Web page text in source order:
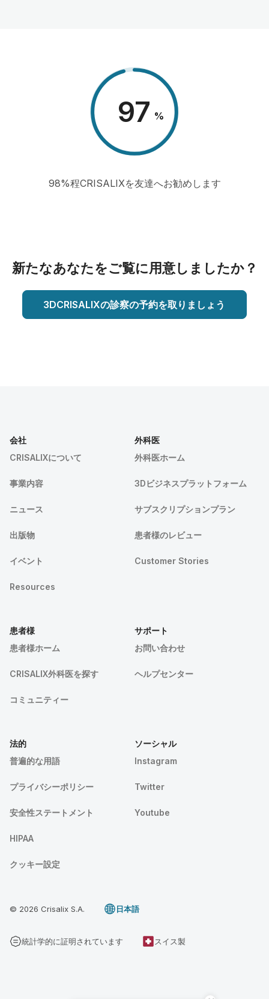
98 %
98%程CRISALIXを友達へお勧めします
新たなあなたをご覧に用意しましたか？
3DCRISALIXの診察の予約を取りましょう
会社
CRISALIXについて
事業内容
ニュース
出版物
イベント
Resources
外科医
外科医ホーム
3Dビジネスプラットフォーム
サブスクリプションプラン
患者様のレビュー
Customer Stories
患者様
患者様ホーム
CRISALIX外科医を探す
コミュニティー
サポート
お問い合わせ
ヘルプセンター
法的
普遍的な用語
プライバシーポリシー
安全性ステートメント
HIPAA
クッキー設定
ソーシャル
Instagram
Twitter
Youtube
© 2026 Crisalix S.A. 日本語
統計学的に証明されています スイス製